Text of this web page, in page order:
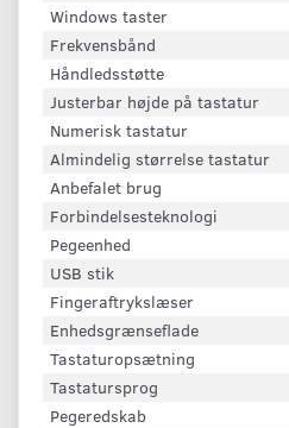
Windows taster
Frekvensbånd
Håndledsstøtte
Justerbar højde på tastatur
Numerisk tastatur
Almindelig størrelse tastatur
Anbefalet brug
Forbindelsesteknologi
Pegeenhed
USB stik
Fingeraftrykslæser
Enhedsgrænseflade
Tastaturopsætning
Tastatursprog
Pegeredskab